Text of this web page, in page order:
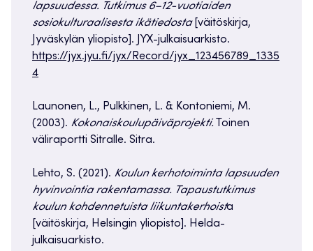
lapsuudessa. Tutkimus 6–12-vuotiaiden
sosiokulturaalisesta ikätiedosta[väitöskirja,
Jyväskylän yliopisto]. JYX-julkaisuarkisto.
https://jyx.jyu.fi/jyx/Record/jyx_123456789_1335
4
Launonen, L., Pulkkinen, L. & Kontoniemi, M.
(2003). Kokonaiskoulupäiväprojekti. Toinen
väliraportti Sitralle. Sitra.
Lehto, S. (2021). Koulun kerhotoiminta lapsuuden
hyvinvointia rakentamassa. Tapaustutkimus
koulun kohdennetuista liikuntakerhoista
[väitöskirja, Helsingin yliopisto]. Helda-
julkaisuarkisto.